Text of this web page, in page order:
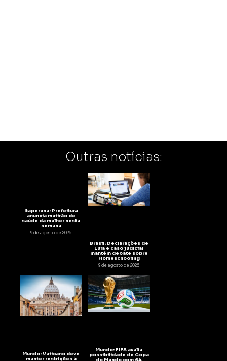
Outras notícias:
Itaperuna: Prefeitura
anuncia mutirão de
saúde da mulher nesta
semana
9 de agosto de 2026
Brasil: Declarações de
Lula e caso judicial
mantêm debate sobre
Homeschooling
9 de agosto de 2026
Mundo: Vaticano deve
manter restrições à
Mundo: FIFA avalia
possibilidade de Copa